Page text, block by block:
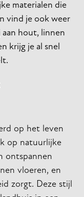
materialen die
vind je ook weer
hout, linnen
krijg je al snel
op het leven
op natuurlijke
ontspannen
vloeren, en
zorgt. Deze stijl